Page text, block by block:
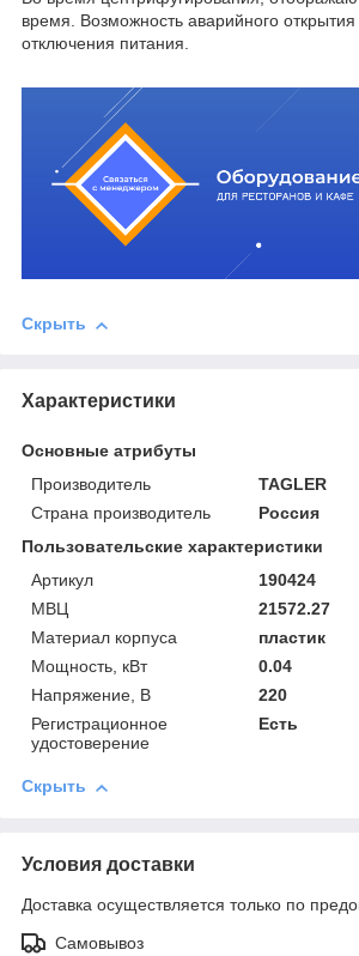
время. Возможность аварийного
отключения питания.
Скрыть
Характеристики
Основные атрибуты
Производитель
TAGLER
Страна производитель
Россия
Пользовательские характеристики
Артикул
190424
МВЦ
21572.27
Материал корпуса
пластик
Мощность, кВт
0.04
Напряжение, В
220
Регистрационное
удостоверение
Есть
Скрыть
Условия доставки
Доставка осуществляется только по
Самовывоз